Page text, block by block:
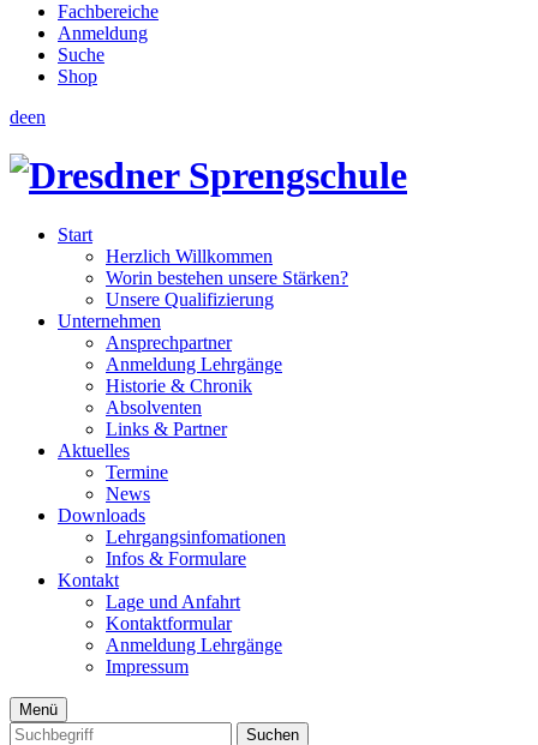
Fachbereiche
Anmeldung
Suche
Shop
deen
Start
Herzlich Willkommen
Worin bestehen unsere Stärken?
Unsere Qualifizierung
Unternehmen
Ansprechpartner
Anmeldung Lehrgänge
Historie & Chronik
Absolventen
Links & Partner
Aktuelles
Termine
News
Downloads
Lehrgangsinfomationen
Infos & Formulare
Kontakt
Lage und Anfahrt
Kontaktformular
Anmeldung Lehrgänge
Impressum
Menü
Suchen